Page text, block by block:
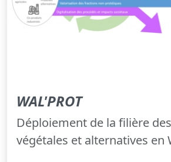
WAL'PROT
Déploiement de la filière
végétales et alternatives en